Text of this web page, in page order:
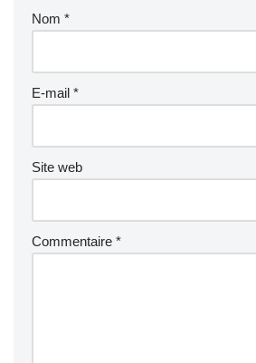
Nom *
E-mail *
Site web
Commentaire *